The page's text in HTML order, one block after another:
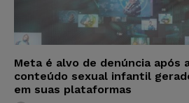
Meta é alvo de denúncia após
conteúdo sexual infantil
em suas plataformas